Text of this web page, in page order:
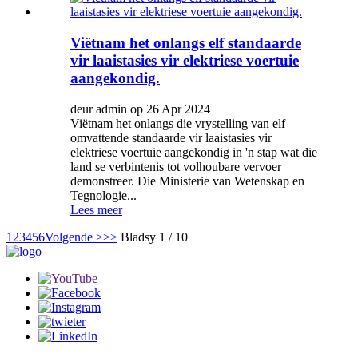
Viëtnam het onlangs elf standaarde
vir laaistasies vir elektriese voertuie
aangekondig.
deur admin op 26 Apr 2024
Viëtnam het onlangs die vrystelling van elf
omvattende standaarde vir laaistasies vir
elektriese voertuie aangekondig in 'n stap wat die
land se verbintenis tot volhoubare vervoer
demonstreer. Die Ministerie van Wetenskap en
Tegnologie...
Lees meer
1 23456Volgende >>> Bladsy 1 / 10